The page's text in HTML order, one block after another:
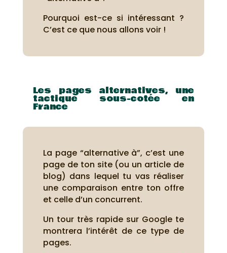
Pourquoi est-ce si intéressant ?
C’est ce que nous allons voir !
Les pages alternatives, une
tactique sous-cotée en
France
La page “alternative à”, c’est une
page de ton site (ou un article de
blog) dans lequel tu vas réaliser
une comparaison entre ton offre
et celle d’un concurrent.
Un tour très rapide sur Google te
montrera l’intérêt de ce type de
pages.